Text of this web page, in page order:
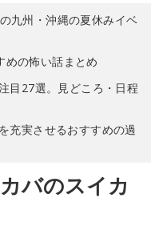
九州・沖縄の夏休みイベ
めの怖い話まとめ
目27選。見どころ・日程
充実させるおすすめの過
バのスイカ